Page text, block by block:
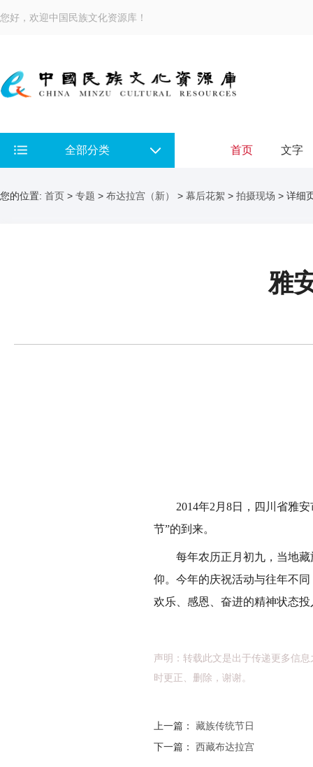
您好，欢迎中国民族文化资源库！
全部分类 首页 文字
您的位置: 首页 > 专题 > 布达拉宫（新） > 幕后花絮 > 拍摄现场 > 详细
雅
2014年2月8日，四川省雅安
节”的到来。
每年农历正月初九，当地藏
仰。今年的庆祝活动与往年不
欢乐、感恩、奋进的精神状态
声明：转载此文是出于传递更多信
时更正、删除，谢谢。
上一篇： 藏族传统节日
下一篇： 西藏布达拉宫